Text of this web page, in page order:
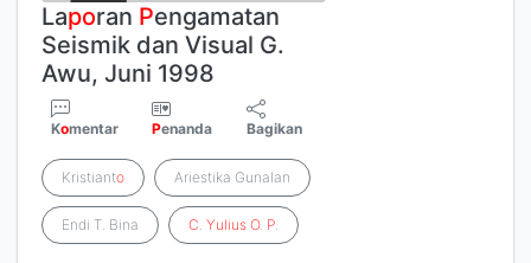
Laporan Pengamatan
Seismik dan Visual G.
Awu, Juni 1998
Komentar Penanda Bagikan
Kristianto Ariestika Gunalan
Endi T. Bina C. Yulius O. P.